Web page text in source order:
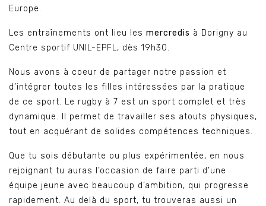
Europe.
Les entraînements ont lieu les mercredis à Dorigny au
Centre sportif UNIL-EPFL, dès 19h30.
Nous avons à coeur de partager notre passion et
d’intégrer toutes les filles intéressées par la pratique
de ce sport. Le rugby à 7 est un sport complet et très
dynamique. Il permet de travailler ses atouts physiques,
tout en acquérant de solides compétences techniques.
Que tu sois débutante ou plus expérimentée, en nous
rejoignant tu auras l’occasion de faire parti d’une
équipe jeune avec beaucoup d’ambition, qui progresse
rapidement. Au delà du sport, tu trouveras aussi un